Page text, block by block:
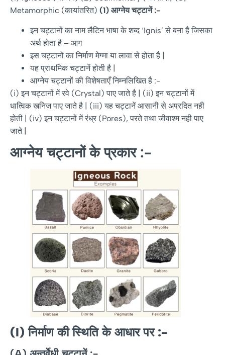
Metamorphic (कायांतरित) (1) आग्नेय चट्टानें:-
इन चट्टानों का नाम लैटिन भाषा के शब्द ‘Ignis’ से बना है जिसका
अर्थ होता है – आग
इस चट्टानों का निर्माण मेग्मा या लावा से होता है |
यह प्राथमिक चट्टानें होती है |
आग्नेय चट्टानों की विशेषताएँ निम्नलिखित है :-
(i) इन चट्टानों में रवे (Crystal) पाए जाते है | (ii) इन चट्टानों में
धात्विक खनिज पाए जाते है | (iii) यह चट्टानें आसानी से अपरदित नही
होती | (iv) इन चट्टानों में रंध्र (Pores), परते तथा जीवाश्म नही पाए
जाते |
आग्नेय चट्टानों के प्रकार:-
(I)निर्माण की स्थिति के आधार पर:-